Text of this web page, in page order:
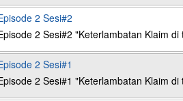
2 Sesi#2
2 Sesi#2 "Keterlambatan Klaim
2 Sesi#1
2 Sesi#1 "Keterlambatan Klaim